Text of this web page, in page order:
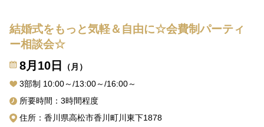
結婚式をもっと気軽＆自由に☆会費制パーティ
ー相談会☆
8月10日
（月）
3部制 10:00～/13:00～/16:00～
所要時間：3時間程度
住所：香川県高松市香川町川東下1878